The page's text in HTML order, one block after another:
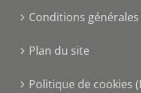
Conditions
Plan du site
Politique de cookies